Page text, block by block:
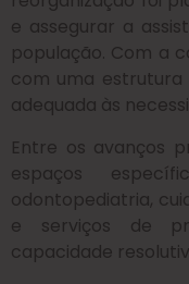
e assegurar a
população. Com a
com uma estrutura
adequada às
Entre os avanços
espaços
odontopediatria,
e serviços de
capacidade